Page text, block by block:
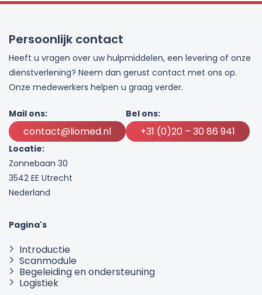
Persoonlijk contact
Heeft u vragen over uw hulpmiddelen, een levering of onze
dienstverlening? Neem dan gerust contact met ons op.
Onze medewerkers helpen u graag verder.
Mail ons:
contact@liomed.nl
Bel ons:
+31 (0)20 – 30 86 941
Locatie:
Zonnebaan 30
3542 EE Utrecht
Nederland
Pagina's
Introductie
Scanmodule
Begeleiding en ondersteuning
Logistiek